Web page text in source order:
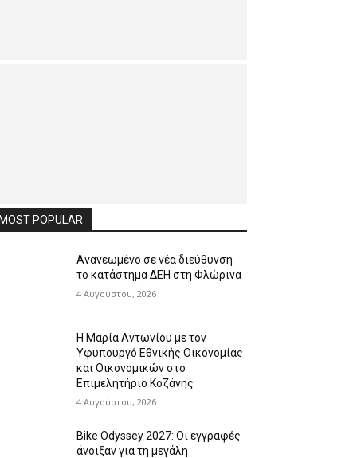
POPULAR
Ανανεωμένο σε νέα διεύθυνση
το κατάστημα ΔΕΗ στη Φλώρινα
4 Αυγούστου, 2026
Η Μαρία Αντωνίου με τον
Υφυπουργό Εθνικής Οικονομίας
και Οικονομικών στο
Επιμελητήριο Κοζάνης
4 Αυγούστου, 2026
Bike Odyssey 2027: Οι εγγραφές
άνοιξαν για τη μεγάλη